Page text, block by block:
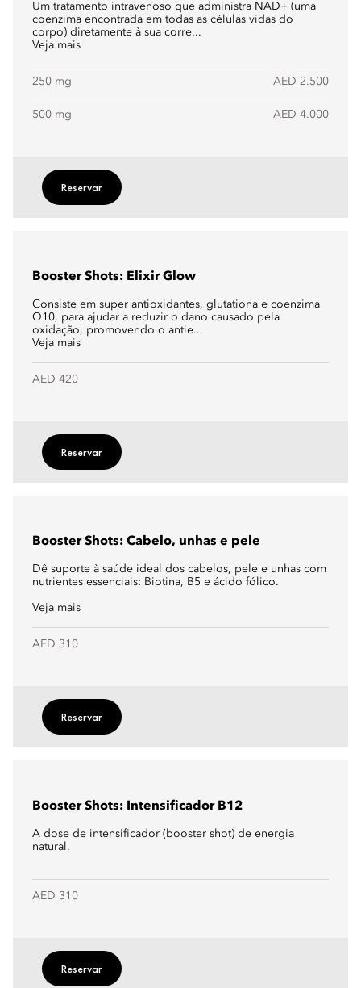
Um tratamento intravenoso que administra NAD+ (uma
coenzima encontrada em todas as células vidas do
corpo) diretamente à sua corre...
Veja mais
250 mg AED 2.500
500 mg AED 4.000
Reservar
Booster Shots: Elixir Glow
Consiste em super antioxidantes, glutationa e coenzima
Q10, para ajudar a reduzir o dano causado pela
oxidação, promovendo o antie...
Veja mais
AED 420
Reservar
Booster Shots: Cabelo, unhas e pele
Dê suporte à saúde ideal dos cabelos, pele e unhas com
nutrientes essenciais: Biotina, B5 e ácido fólico.
Veja mais
AED 310
Reservar
Booster Shots: Intensificador B12
A dose de intensificador (booster shot) de energia
natural.
AED 310
Reservar